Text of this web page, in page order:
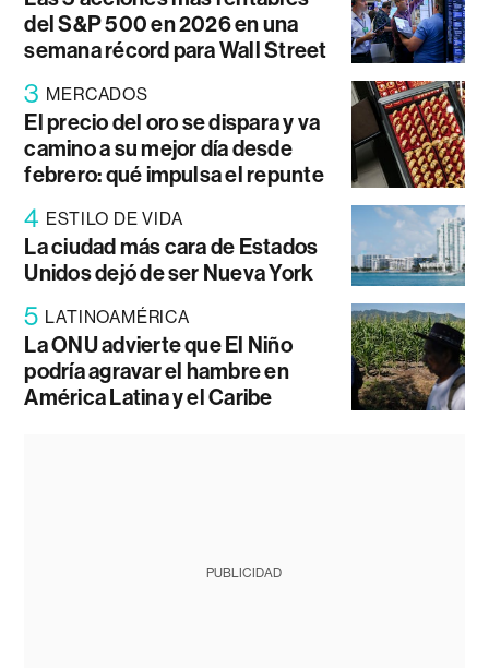
del S&P 500 en 2026 en una
semana récord para Wall Street
3 MERCADOS
El precio del oro se dispara y va
camino a su mejor día desde
febrero: qué impulsa el repunte
4 ESTILO DE VIDA
La ciudad más cara de Estados
Unidos dejó de ser Nueva York
5 LATINOAMÉRICA
La ONU advierte que El Niño
podría agravar el hambre en
América Latina y el Caribe
PUBLICIDAD